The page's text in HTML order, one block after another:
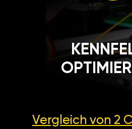
Vergleich von 2